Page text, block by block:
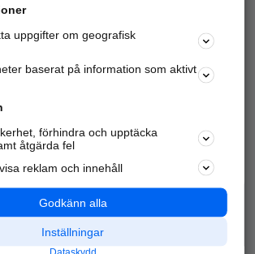
Kom igång och annonsera mot
samarbetspartners nära dig.
Populära sökningar
Annonsera
Integritet
Nödnummer
uppgifter om geografisk
baserat på information som aktivt
förhindra och upptäcka
åtgärda fel
reklam och innehåll
Godkänn alla
Inställningar
Dataskydd